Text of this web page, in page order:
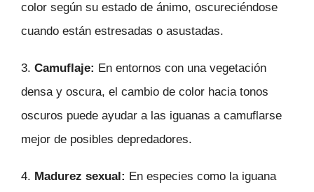
color según su estado de ánimo, oscureciéndose
cuando están estresadas o asustadas.
3. Camuflaje: En entornos con una vegetación
densa y oscura, el cambio de color hacia tonos
oscuros puede ayudar a las iguanas a camuflarse
mejor de posibles depredadores.
4. Madurez sexual: En especies como la iguana